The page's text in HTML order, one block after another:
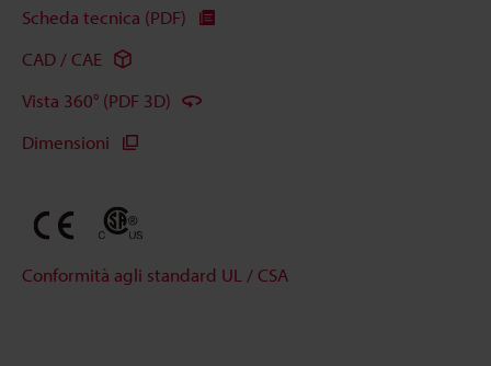
Scheda tecnica (PDF)
CAD / CAE
Vista 360° (PDF 3D)
Dimensioni
Conformità agli standard UL / CSA